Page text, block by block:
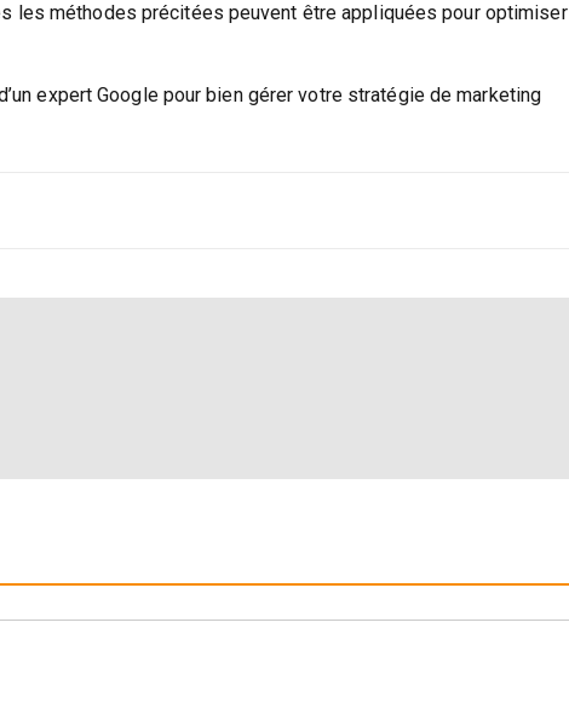
les méthodes précitées peuvent être appliquées pour optimiser
expert Google pour bien gérer votre stratégie de marketing